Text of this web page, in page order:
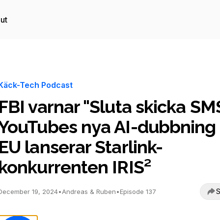
Tech Podcast
varnar "Sluta skicka
nya AI-dubbning
lanserar Starlink-
IRIS²
19, 2024•Andreas & Ruben•Episode 137